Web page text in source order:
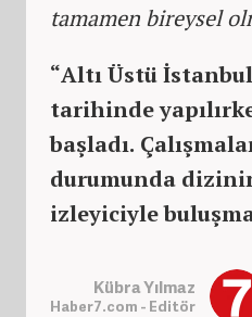
tamamen bireysel
“Altı Üstü
tarihinde
başladı.
durumunda
izleyiciyle
Kübra Yılmaz
Haber7.com - Editör